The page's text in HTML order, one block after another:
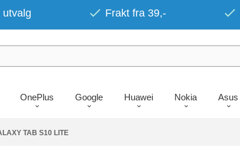
utvalg Frakt fra 39,-
OnePlus Google Huawei Nokia Asus
TAB S10 LITE